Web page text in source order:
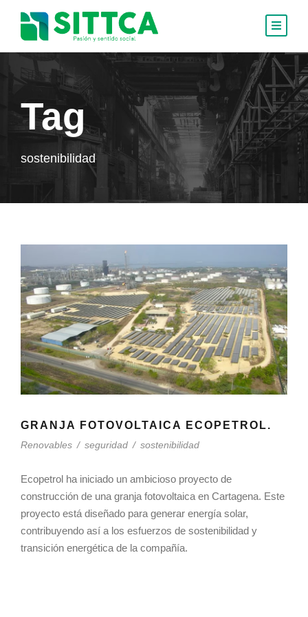
Tag
sostenibilidad
GRANJA FOTOVOLTAICA ECOPETROL.
Renovables / seguridad / sostenibilidad
Ecopetrol ha iniciado un ambicioso proyecto de
construcción de una granja fotovoltaica en Cartagena. Este
proyecto está diseñado para generar energía solar,
contribuyendo así a los esfuerzos de sostenibilidad y
transición energética de la compañía.